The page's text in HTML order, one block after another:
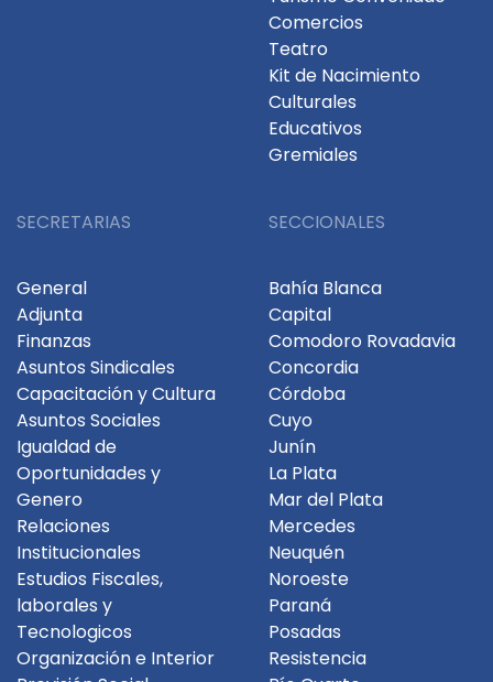
Comercios
Teatro
Kit de Nacimiento
Culturales
Educativos
Gremiales
SECRETARIAS
General
Adjunta
Finanzas
Asuntos Sindicales
Capacitación y Cultura
Asuntos Sociales
Igualdad de
Oportunidades y
Genero
Relaciones
Institucionales
Estudios Fiscales,
laborales y
Tecnologicos
Organización e Interior
SECCIONALES
Bahía Blanca
Capital
Comodoro Rovadavia
Concordia
Córdoba
Cuyo
Junín
La Plata
Mar del Plata
Mercedes
Neuquén
Noroeste
Paraná
Posadas
Resistencia